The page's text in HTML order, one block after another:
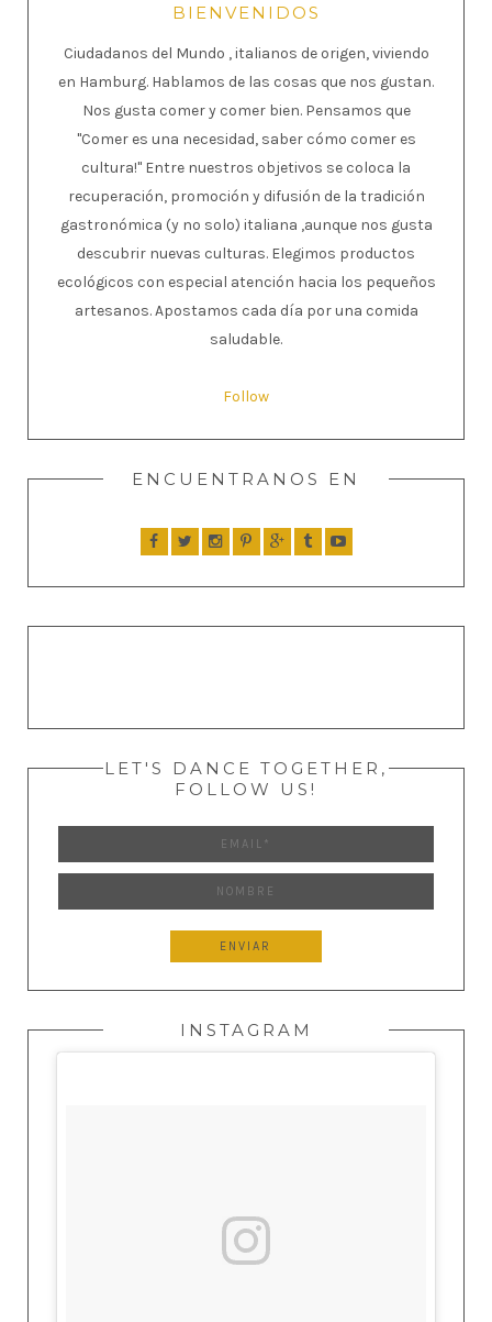
BIENVENIDOS
Ciudadanos del Mundo , italianos de origen, viviendo
en Hamburg. Hablamos de las cosas que nos gustan.
Nos gusta comer y comer bien. Pensamos que
"Comer es una necesidad, saber cómo comer es
cultura!" Entre nuestros objetivos se coloca la
recuperación, promoción y difusión de la tradición
gastronómica (y no solo) italiana ,aunque nos gusta
descubrir nuevas culturas. Elegimos productos
ecológicos con especial atención hacia los pequeños
artesanos. Apostamos cada día por una comida
saludable.
Follow
ENCUENTRANOS EN
LET'S DANCE TOGETHER,
FOLLOW US!
INSTAGRAM